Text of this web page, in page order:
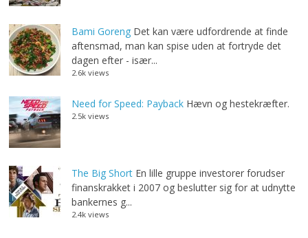
Bami Goreng Det kan være udfordrende at finde
aftensmad, man kan spise uden at fortryde det
dagen efter - især...
2.6k views
Need for Speed: Payback Hævn og hestekræfter.
2.5k views
The Big Short En lille gruppe investorer forudser
finanskrakket i 2007 og beslutter sig for at udnytte
bankernes g...
2.4k views